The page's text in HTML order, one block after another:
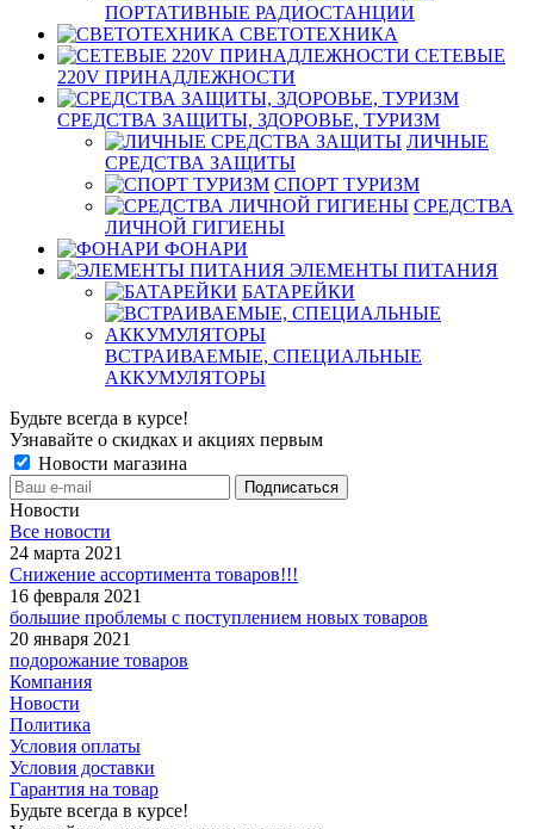
ПОРТАТИВНЫЕ РАДИОСТАНЦИИ
СВЕТОТЕХНИКА
СЕТЕВЫЕ
220V ПРИНАДЛЕЖНОСТИ
СРЕДСТВА ЗАЩИТЫ, ЗДОРОВЬЕ, ТУРИЗМ
ЛИЧНЫЕ
СРЕДСТВА ЗАЩИТЫ
СПОРТ ТУРИЗМ
СРЕДСТВА
ЛИЧНОЙ ГИГИЕНЫ
ФОНАРИ
ЭЛЕМЕНТЫ ПИТАНИЯ
БАТАРЕЙКИ
ВСТРАИВАЕМЫЕ, СПЕЦИАЛЬНЫЕ
АККУМУЛЯТОРЫ
Будьте всегда в курсе!
Узнавайте о скидках и акциях первым
Новости магазина
Новости
Все новости
24 марта 2021
Снижение ассортимента товаров!!!
16 февраля 2021
большие проблемы с поступлением новых товаров
20 января 2021
подорожание товаров
Компания
Новости
Политика
Условия оплаты
Условия доставки
Гарантия на товар
Будьте всегда в курсе!